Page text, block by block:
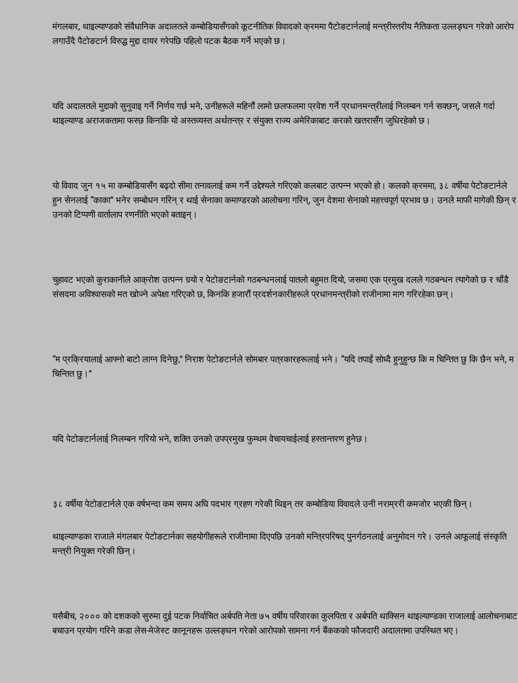
मंगलबार, थाइल्याण्डको संवैधानिक अदालतले कम्बोडियासँगको कूटनीतिक विवादको क्रममा पैटोङटार्नलाई मन्त्रीस्तरीय नैतिकता उल्लङ्घन गरेको आरोप
लगाउँदै पैटोङटार्न विरुद्ध मुद्दा दायर गरेपछि पहिलो पटक बैठक गर्ने भएको छ।
यदि अदालतले मुद्दाको सुनुवाइ गर्ने निर्णय गर्छ भने, उनीहरूले महिनौं लामो छलफलमा प्रवेश गर्ने प्रधानमन्त्रीलाई निलम्बन गर्न सक्छन्, जसले गर्दा
थाइल्याण्ड अराजकतामा फस्छ किनकि यो अस्तव्यस्त अर्थतन्त्र र संयुक्त राज्य अमेरिकाबाट करको खतरासँग जुधिरहेको छ।
यो विवाद जुन १५ मा कम्बोडियासँग बढ्दो सीमा तनावलाई कम गर्ने उद्देश्यले गरिएको कलबाट उत्पन्न भएको हो। कलको क्रममा, ३८ वर्षीया पेटोङटार्नले
हुन सेनलाई “काका” भनेर सम्बोधन गरिन् र थाई सेनाका कमाण्डरको आलोचना गरिन्, जुन देशमा सेनाको महत्त्वपूर्ण प्रभाव छ। उनले माफी मागेकी छिन् र
उनको टिप्पणी वार्तालाप रणनीति भएको बताइन्।
चुहावट भएको कुराकानीले आक्रोश उत्पन्न गर्‍यो र पेटोङटार्नको गठबन्धनलाई पातलो बहुमत दियो, जसमा एक प्रमुख दलले गठबन्धन त्यागेको छ र चाँडै
संसदमा अविश्वासको मत खोज्ने अपेक्षा गरिएको छ, किनकि हजारौं प्रदर्शनकारीहरूले प्रधानमन्त्रीको राजीनामा माग गरिरहेका छन्।
“म प्रक्रियालाई आफ्नो बाटो लाग्न दिनेछु,” निराश पेटोङटार्नले सोमबार पत्रकारहरूलाई भने। “यदि तपाईं सोध्दै हुनुहुन्छ कि म चिन्तित छु कि छैन भने, म
चिन्तित छु।”
यदि पेटोङटार्नलाई निलम्बन गरियो भने, शक्ति उनको उपप्रमुख फुम्थम वेचायचाईलाई हस्तान्तरण हुनेछ।
३८ वर्षीया पेटोङटार्नले एक वर्षभन्दा कम समय अघि पदभार ग्रहण गरेकी थिइन् तर कम्बोडिया विवादले उनी नराम्ररी कमजोर भएकी छिन्।
थाइल्याण्डका राजाले मंगलबार पेटोङटार्नका सहयोगीहरूले राजीनामा दिएपछि उनको मन्त्रिपरिषद् पुनर्गठनलाई अनुमोदन गरे। उनले आफूलाई संस्कृति
मन्त्री नियुक्त गरेकी छिन्।
यसैबीच, २००० को दशकको सुरुमा दुई पटक निर्वाचित अर्बपति नेता ७५ वर्षीय परिवारका कुलपिता र अर्बपति थाक्सिन थाइल्याण्डका राजालाई आलोचनाबाट
बचाउन प्रयोग गरिने कडा लेस-मेजेस्ट कानूनहरू उल्लङ्घन गरेको आरोपको सामना गर्न बैंककको फौजदारी अदालतमा उपस्थित भए।